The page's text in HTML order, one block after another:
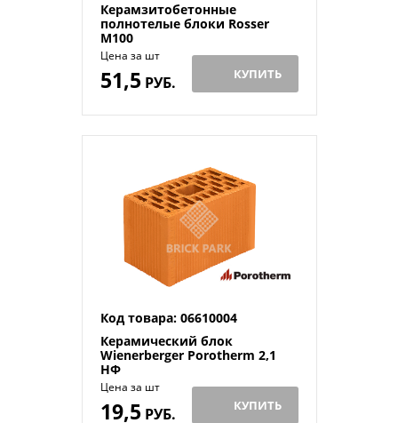
Керамзитобетонные
полнотелые блоки Rosser
M100
Цена за шт
51,5 РУБ. КУПИТЬ
Код товара: 06610004
Керамический блок
Wienerberger Porotherm 2,1
НФ
Цена за шт
19,5 РУБ. КУПИТЬ